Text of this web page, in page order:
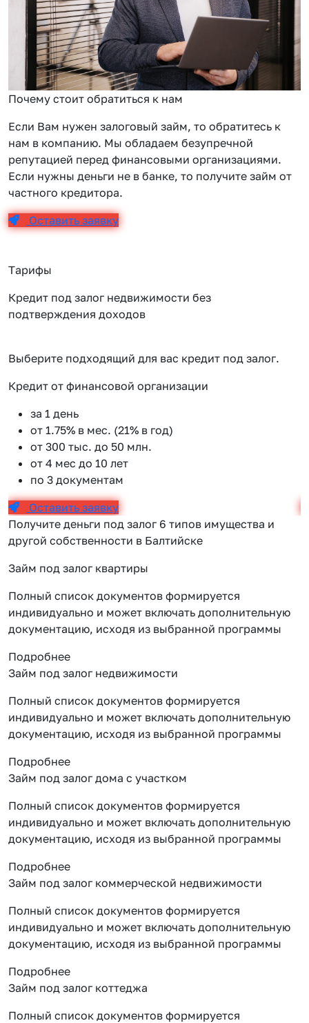
Почему стоит обратиться к нам
Если Вам нужен залоговый займ, то обратитесь к
нам в компанию. Мы обладаем безупречной
репутацией перед финансовыми организациями.
Если нужны деньги не в банке, то получите займ от
частного кредитора.
Оставить заявку
Тарифы
Кредит под залог недвижимости без
подтверждения доходов
Выберите подходящий для вас кредит под залог.
Кредит от финансовой организации
за 1 день
от 1.75% в мес. (21% в год)
от 300 тыс. до 50 млн.
от 4 мес до 10 лет
по 3 документам
Оставить заявку
Получите деньги под залог 6 типов имущества и
другой собственности в Балтийске
Займ под залог квартиры
Полный список документов формируется
индивидуально и может включать дополнительную
документацию, исходя из выбранной программы
Подробнее
Займ под залог недвижимости
Полный список документов формируется
индивидуально и может включать дополнительную
документацию, исходя из выбранной программы
Подробнее
Займ под залог дома с участком
Полный список документов формируется
индивидуально и может включать дополнительную
документацию, исходя из выбранной программы
Подробнее
Займ под залог коммерческой недвижимости
Полный список документов формируется
индивидуально и может включать дополнительную
документацию, исходя из выбранной программы
Подробнее
Займ под залог коттеджа
Полный список документов формируется